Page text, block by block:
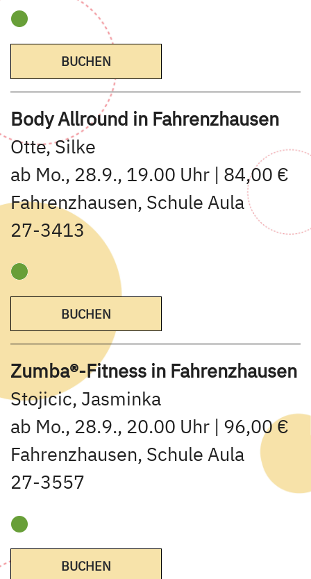
BUCHEN
Body Allround in Fahrenzhausen
Otte, Silke
ab Mo., 28.9., 19.00 Uhr | 84,00 €
Fahrenzhausen, Schule Aula
27-3413
BUCHEN
Zumba®-Fitness in Fahrenzhausen
Stojicic, Jasminka
ab Mo., 28.9., 20.00 Uhr | 96,00 €
Fahrenzhausen, Schule Aula
27-3557
BUCHEN